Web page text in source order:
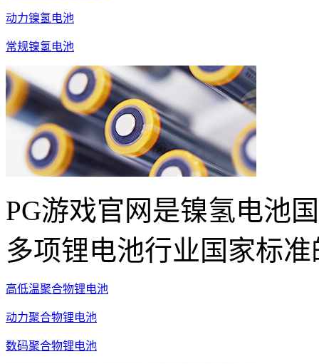
动力镍氢电池
常规镍氢电池
PG游戏官网是镍氢电池
多项锂电池行业国家标
高低温聚合物锂电池
动力聚合物锂电池
数码聚合物锂电池